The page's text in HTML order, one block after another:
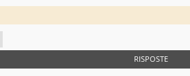
RISPOSTE